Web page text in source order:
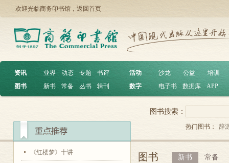
欢迎光临商务印书馆， 返回首页
资讯 ︱ 业界 动态 专题
书评
图书
︱ 新书 常备 丛书 辑刊
活动 沙龙 公益
培训
数字
电子书 数据库 APP
《红楼梦》十讲
图书搜索：
热门图书： 辞
图书 新书 常备